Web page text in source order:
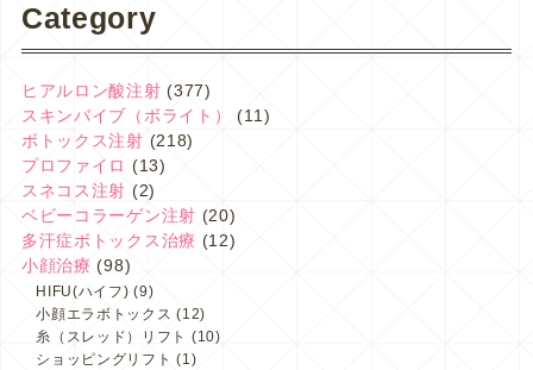
Category
ヒアルロン酸注射 (377)
スキンバイブ（ボライト）
(11)
ボトックス注射 (218)
プロファイロ (13)
スネコス注射 (2)
ベビーコラーゲン注射 (20)
多汗症ボトックス治療 (12)
小顔治療 (98)
HIFU(ハイフ) (9)
小顔エラボトックス (12)
糸（スレッド）リフト (10)
ショッピングリフト (1)